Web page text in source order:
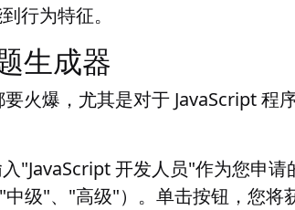
行为特征。
生成器
火爆，尤其是对于 JavaScript 程
"JavaScript 开发人员"作为您申
级"、"高级"）。单击按钮，您将